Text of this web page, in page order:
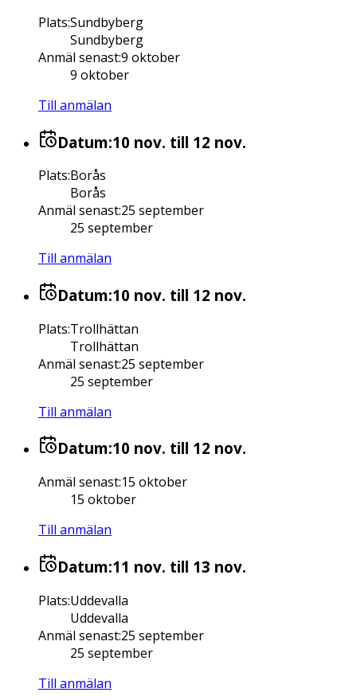
Plats:Sundbyberg
Sundbyberg
Anmäl senast:9 oktober
9 oktober
Till anmälan
Datum:10 nov. till 12 nov.
Plats:Borås
Borås
Anmäl senast:25 september
25 september
Till anmälan
Datum:10 nov. till 12 nov.
Plats:Trollhättan
Trollhättan
Anmäl senast:25 september
25 september
Till anmälan
Datum:10 nov. till 12 nov.
Anmäl senast:15 oktober
15 oktober
Till anmälan
Datum:11 nov. till 13 nov.
Plats:Uddevalla
Uddevalla
Anmäl senast:25 september
25 september
Till anmälan